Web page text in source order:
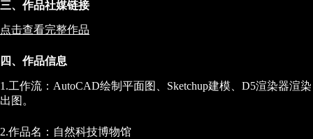
三、作品社媒链接
点击查看完整作品
四、作品信息
1.工作流：AutoCAD绘制平面图、Sketchup建模、D5渲染器渲染
出图。
2.作品名：自然科技博物馆